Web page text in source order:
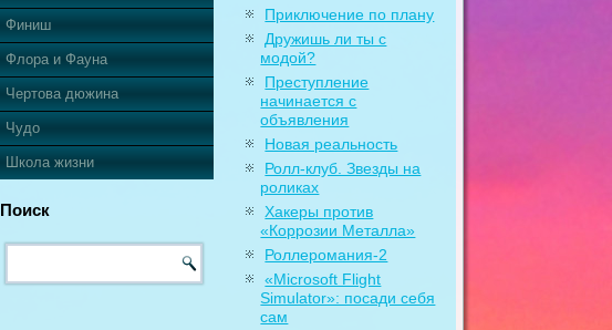
Финиш
Флора и Фауна
Чертова дюжина
Чудо
Школа жизни
Поиск
Приключение по плану
Дружишь ли ты с
модой?
Преступление
начинается с
объявления
Новая реальность
Ролл-клуб. Звезды на
роликах
Хакеры против
«Коррозии Металла»
Роллеромания-2
«Microsoft Flight
Simulator»: посади себя
сам